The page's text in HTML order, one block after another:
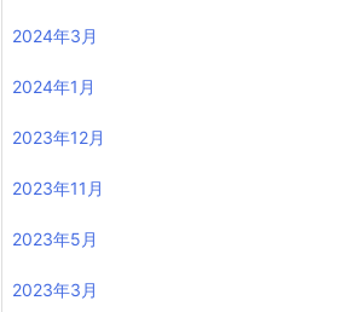
2024年3月
2024年1月
2023年12月
2023年11月
2023年5月
2023年3月